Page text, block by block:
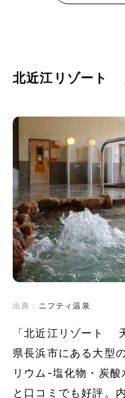
北近江リゾート
出典： ニフティ温泉
「北近江リゾート
県長浜市にある大型
リウム-塩化物・炭
と口コミでも好評。